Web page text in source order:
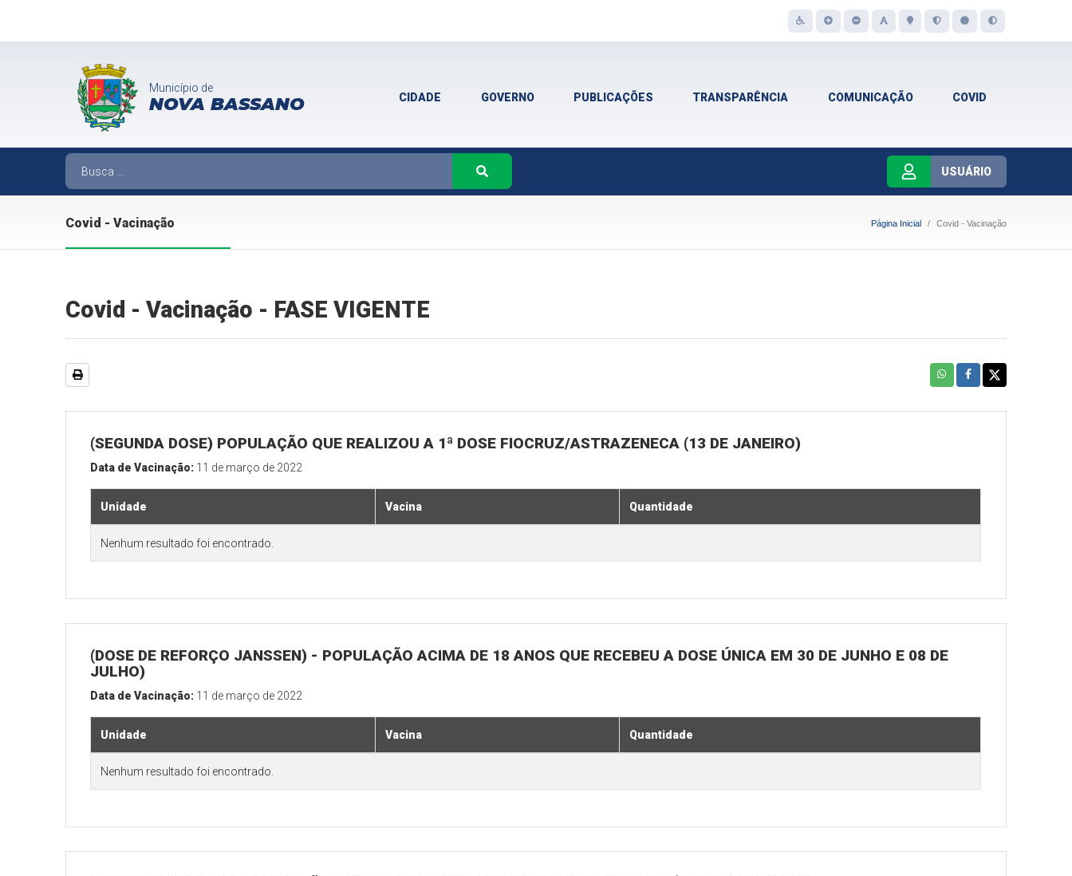
Município de
NOVA BASSANO CIDADE GOVERNO PUBLICAÇÕES TRANSPARÊNCIA COMUNICAÇÃO COVID
USUÁRIO
Covid - Vacinação Página Inicial Covid - Vacinação
Covid - Vacinação - FASE VIGENTE
(SEGUNDA DOSE) POPULAÇÃO QUE REALIZOU A 1ª DOSE FIOCRUZ/ASTRAZENECA (13 DE JANEIRO)
Data de Vacinação: 11 de março de 2022
Unidade Vacina Quantidade
Nenhum resultado foi encontrado.
(DOSE DE REFORÇO JANSSEN) - POPULAÇÃO ACIMA DE 18 ANOS QUE RECEBEU A DOSE ÚNICA EM 30 DE JUNHO E 08 DE
JULHO)
Data de Vacinação: 11 de março de 2022
Unidade Vacina Quantidade
Nenhum resultado foi encontrado.